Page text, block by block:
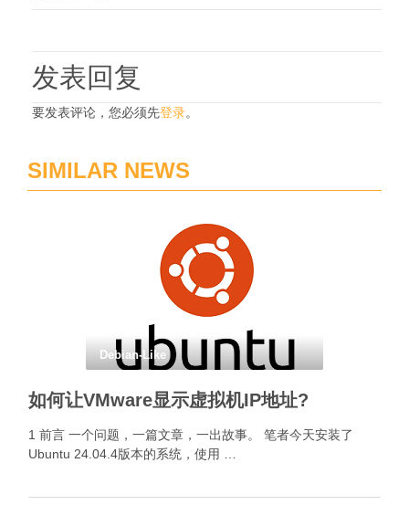
发表回复
要发表评论，您必须先登录。
SIMILAR NEWS
Debian-Like
如何让VMware显示虚拟机IP地址?
1 前言 一个问题，一篇文章，一出故事。 笔者今天安装了
Ubuntu 24.04.4版本的系统，使用 …